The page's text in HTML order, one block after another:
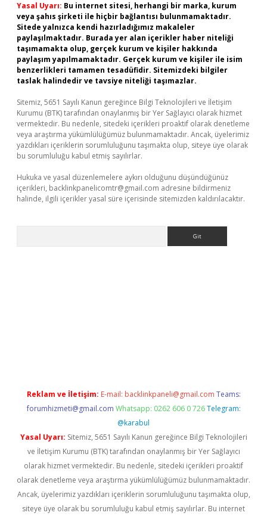
Yasal Uyarı: Bu internet sitesi, herhangi bir marka, kurum
veya şahıs şirketi ile hiçbir bağlantısı bulunmamaktadır.
Sitede yalnızca kendi hazırladığımız makaleler
paylaşılmaktadır. Burada yer alan içerikler haber niteliği
taşımamakta olup, gerçek kurum ve kişiler hakkında
paylaşım yapılmamaktadır. Gerçek kurum ve kişiler ile isim
benzerlikleri tamamen tesadüfidir. Sitemizdeki bilgiler
taslak halindedir ve tavsiye niteliği taşımazlar.
Sitemiz, 5651 Sayılı Kanun gereğince Bilgi Teknolojileri ve İletişim
Kurumu (BTK) tarafından onaylanmış bir Yer Sağlayıcı olarak hizmet
vermektedir. Bu nedenle, sitedeki içerikleri proaktif olarak denetleme
veya araştırma yükümlülüğümüz bulunmamaktadır. Ancak, üyelerimiz
yazdıkları içeriklerin sorumluluğunu taşımakta olup, siteye üye olarak
bu sorumluluğu kabul etmiş sayılırlar.
Hukuka ve yasal düzenlemelere aykırı olduğunu düşündüğünüz
içerikleri, backlinkpanelicomtr@gmail.com adresine bildirmeniz
halinde, ilgili içerikler yasal süre içerisinde sitemizden kaldırılacaktır.
Reklam ve İletişim: E-mail: backlinkpaneli@gmail.com Teams:
forumhizmeti@gmail.com Whatsapp: 0262 606 0 726 Telegram:
@karabul
Yasal Uyarı: Sitemiz, 5651 Sayılı Kanun gereğince Bilgi Teknolojileri
ve İletişim Kurumu (BTK) tarafından onaylanmış bir Yer Sağlayıcı
olarak hizmet vermektedir. Bu nedenle, sitedeki içerikleri proaktif
olarak denetleme veya araştırma yükümlülüğümüz bulunmamaktadır.
Ancak, üyelerimiz yazdıkları içeriklerin sorumluluğunu taşımakta olup,
siteye üye olarak bu sorumluluğu kabul etmiş sayılırlar. Bu internet